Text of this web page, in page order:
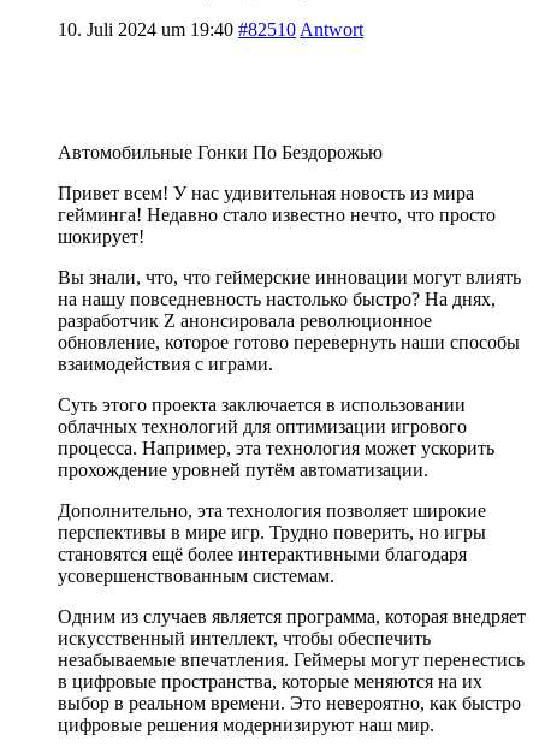
10. Juli 2024 um 19:40 #82510 Antwort
Автомобильные Гонки По Бездорожью
Привет всем! У нас удивительная новость из мира
гейминга! Недавно стало известно нечто, что просто
шокирует!
Вы знали, что, что геймерские инновации могут влиять
на нашу повседневность настолько быстро? На днях,
разработчик Z анонсировала революционное
обновление, которое готово перевернуть наши способы
взаимодействия с играми.
Суть этого проекта заключается в использовании
облачных технологий для оптимизации игрового
процесса. Например, эта технология может ускорить
прохождение уровней путём автоматизации.
Дополнительно, эта технология позволяет широкие
перспективы в мире игр. Трудно поверить, но игры
становятся ещё более интерактивными благодаря
усовершенствованным системам.
Одним из случаев является программа, которая внедряет
искусственный интеллект, чтобы обеспечить
незабываемые впечатления. Геймеры могут перенестись
в цифровые пространства, которые меняются на их
выбор в реальном времени. Это невероятно, как быстро
цифровые решения модернизируют наш мир.